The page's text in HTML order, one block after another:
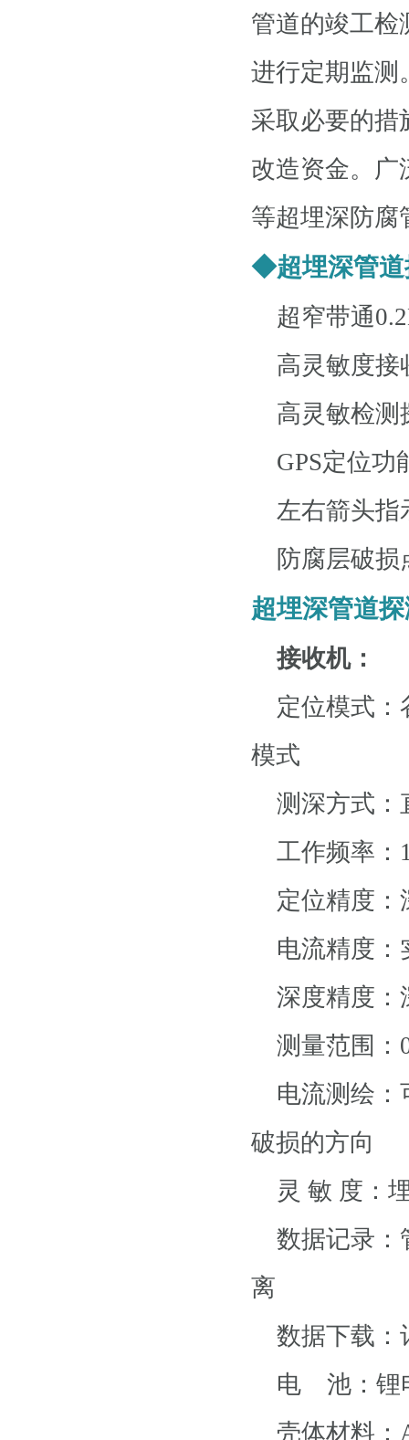
管道的竣工检
进行定期监测
采取必要的措
改造资金。广
等超埋深防腐
◆超埋深管道
超窄带通
高灵敏度接
高灵敏检测
GPS定位功
左右箭头指
防腐层破损
超埋深管道
接收机：
定位模式：
模式
测深方式：
工作频率：
定位精度：
电流精度：
深度精度：
测量范围：
电流测绘：
破损的方向
灵 敏 度：
数据记录：
离
数据下载：
电 池：锂
壳体材料：